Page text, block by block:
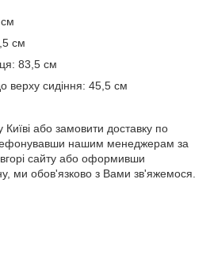
см
83,5 см
верху сидіння: 45,5 см
Київі або замовити доставку по
нашим менеджерам за
сайту або оформивши
ми обов'язково з Вами зв'яжемося.